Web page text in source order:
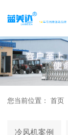
您当前位置： 首页
冷风机案例